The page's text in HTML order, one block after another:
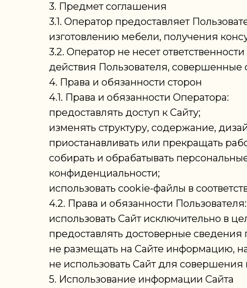
3. Предмет соглашения
3.1. Оператор предоставляет
изготовлению мебели, получения
3.2. Оператор не несет
действия Пользователя, совершенные
4. Права и обязанности сторон
4.1. Права и обязанности Оператора:
предоставлять доступ к Сайту;
изменять структуру, содержание,
приостанавливать или прекращать
собирать и обрабатывать
конфиденциальности;
использовать cookie-файлы в
4.2. Права и обязанности Пользователя:
использовать Сайт исключительно в
предоставлять достоверные
не размещать на Сайте информацию,
не использовать Сайт для
5. Использование информации Сайта